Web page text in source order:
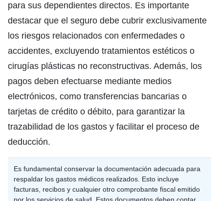
para sus dependientes directos. Es importante
destacar que el seguro debe cubrir exclusivamente
los riesgos relacionados con enfermedades o
accidentes, excluyendo tratamientos estéticos o
cirugías plásticas no reconstructivas. Además, los
pagos deben efectuarse mediante medios
electrónicos, como transferencias bancarias o
tarjetas de crédito o débito, para garantizar la
trazabilidad de los gastos y facilitar el proceso de
deducción.
Es fundamental conservar la documentación adecuada para
respaldar los gastos médicos realizados. Esto incluye
facturas, recibos y cualquier otro comprobante fiscal emitido